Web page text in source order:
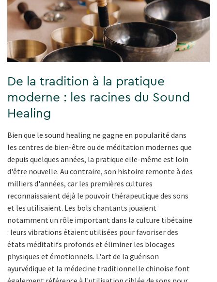
De la tradition à la pratique
moderne : les racines du Sound
Healing
Bien que le sound healing ne gagne en popularité dans
les centres de bien-être ou de méditation modernes que
depuis quelques années, la pratique elle-même est loin
d'être nouvelle. Au contraire, son histoire remonte à des
milliers d'années, car les premières cultures
reconnaissaient déjà le pouvoir thérapeutique des sons
et les utilisaient. Les bols chantants jouaient
notamment un rôle important dans la culture tibétaine
: leurs vibrations étaient utilisées pour favoriser des
états méditatifs profonds et éliminer les blocages
physiques et émotionnels. L'art de la guérison
ayurvédique et la médecine traditionnelle chinoise font